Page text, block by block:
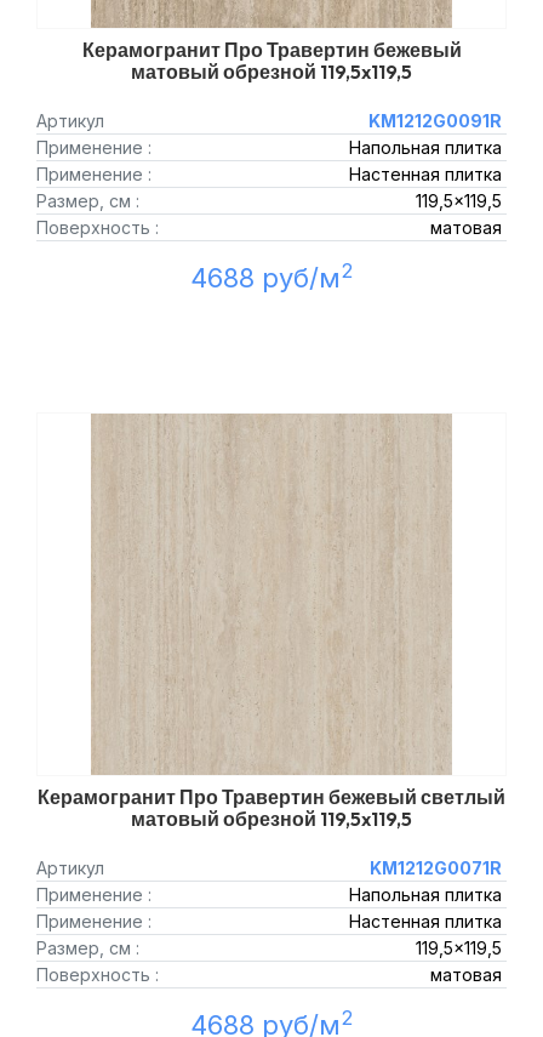
Керамогранит Про Травертин бежевый
матовый обрезной 119,5x119,5
Артикул
KM1212G0091R
Применение :
Напольная плитка
Применение :
Настенная плитка
Размер, см :
119,5x119,5
Поверхность :
матовая
4688 руб/м2
Керамогранит Про Травертин бежевый светлый
матовый обрезной 119,5x119,5
Артикул
KM1212G0071R
Применение :
Напольная плитка
Применение :
Настенная плитка
Размер, см :
119,5x119,5
Поверхность :
матовая
4688 руб/м2